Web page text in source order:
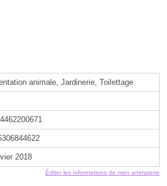
animale, Jardinerie, Toilettage
2018
Éditer les informations de mon animalerie